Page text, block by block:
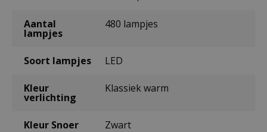
Aantal
lampjes
480 lampjes
Soort lampjes LED
Kleur
verlichting
Klassiek warm
Kleur Snoer Zwart